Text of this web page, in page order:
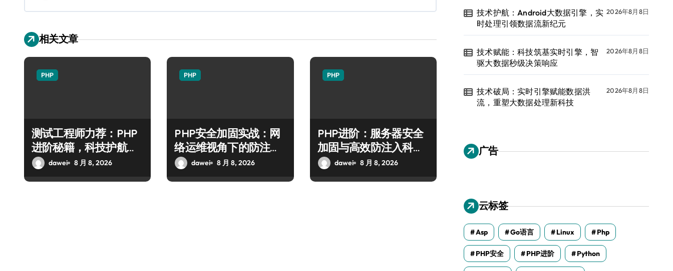
相关文章
PHP
测试工程师力荐：PHP
进阶秘籍，科技护航安
全防注入
dawei 8 月 8, 2026
PHP
PHP安全加固实战：网
络运维视角下的防注入
技术进阶
dawei 8 月 8, 2026
PHP
PHP进阶：服务器安全
加固与高效防注入科技
策略全解析
dawei 8 月 8, 2026
技术护航：Android大数据引擎，实
时处理引领数据流新纪元
2026年8月8日
技术赋能：科技筑基实时引擎，智
驱大数据秒级决策响应
2026年8月8日
技术破局：实时引擎赋能数据洪
流，重塑大数据处理新科技
2026年8月8日
广告
云标签
Asp Go语言 Linux Php
PHP安全 PHP进阶 Python